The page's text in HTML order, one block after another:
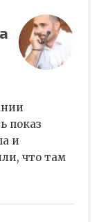
показ
и
что там